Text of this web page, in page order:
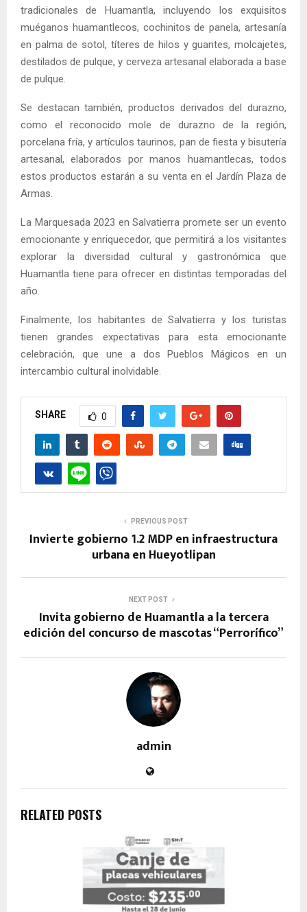
tradicionales de Huamantla, incluyendo los exquisitos
muéganos huamantlecos, cochinitos de panela, artesanía
en palma de sotol, títeres de hilos y guantes, molcajetes,
destilados de pulque, y cerveza artesanal elaborada a base
de pulque.
Se destacan también, productos derivados del durazno,
como el reconocido mole de durazno de la región,
porcelana fría, y artículos taurinos, pan de fiesta y bisutería
artesanal, elaborados por manos huamantlecas, todos
estos productos estarán a su venta en el Jardín Plaza de
Armas.
La Marquesada 2023 en Salvatierra promete ser un evento
emocionante y enriquecedor, que permitirá a los visitantes
explorar la diversidad cultural y gastronómica que
Huamantla tiene para ofrecer en distintas temporadas del
año.
Finalmente, los habitantes de Salvatierra y los turistas
tienen grandes expectativas para esta emocionante
celebración, que une a dos Pueblos Mágicos en un
intercambio cultural inolvidable.
SHARE 0
PREVIOUS POST
Invierte gobierno 1.2 MDP en infraestructura
urbana en Hueyotlipan
NEXT POST
Invita gobierno de Huamantla a la tercera
edición del concurso de mascotas “Perrorífico”
admin
RELATED POSTS